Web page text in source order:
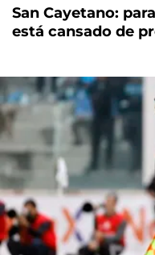
San Cayetano:
está cansado de